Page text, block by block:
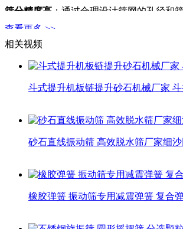
筛分精度高 ：通过合理设计筛网的孔径和
查看更多 >>
相关视频
斗式提升机板链提升砂石机械厂家
砂石直线振动筛 高效脱水筛厂家细
橡胶弹簧 振动筛专用减震弹簧 复合